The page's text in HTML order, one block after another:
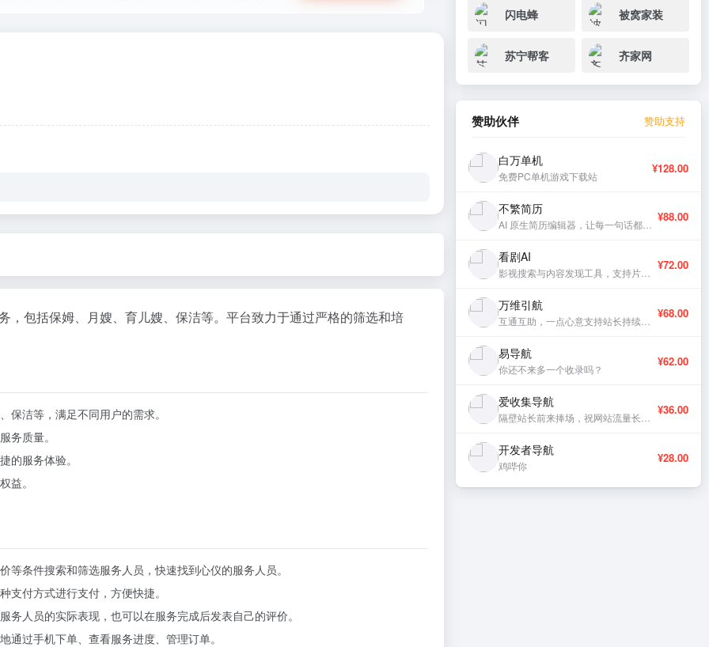
包括保姆、月嫂、育儿嫂、保洁等。平台致力于通过严格的筛选和培
保洁等，满足不同用户的需求。
务质量。
的服务体验。
益。
条件搜索和筛选服务人员，快速找到心仪的服务人员。
支付方式进行支付，方便快捷。
人员的实际表现，也可以在服务完成后发表自己的评价。
过手机下单、查看服务进度、管理订单。
闪电蜂 被窝家装
苏宁帮客 齐家网
赞助伙伴 赞助支持
白万单机
免费PC单机游戏下载站
¥128.00
不繁简历 ¥88.00
看剧AI ¥72.00
万维引航 ¥68.00
易导航
你还不来多一个收录吗？
¥62.00
爱收集导航 ¥36.00
开发者导航
鸡哔你
¥28.00